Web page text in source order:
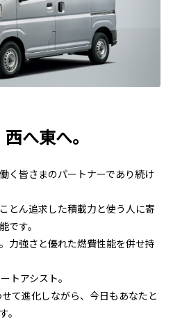
へ東へ。
く皆さまのパートナーであり続け
とん追求した積載力と使う人に寄
です。
力強さと優れた燃費性能を併せ持
トアシスト。
て進化しながら、今日もあなたと
。